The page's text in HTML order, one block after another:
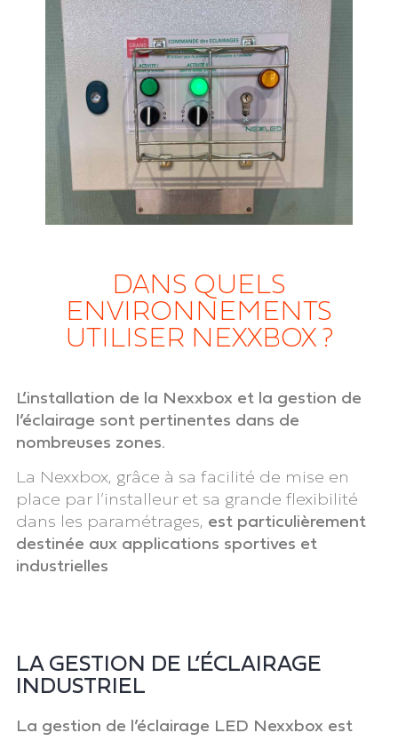
DANS QUELS
ENVIRONNEMENTS
UTILISER NEXXBOX ?
L’installation de la Nexxbox et la gestion de
l’éclairage sont pertinentes dans de
nombreuses zones.
La Nexxbox, grâce à sa facilité de mise en
place par l’installeur et sa grande flexibilité
dans les paramétrages, est particulièrement
destinée aux applications sportives et
industrielles
LA GESTION DE L’ÉCLAIRAGE
INDUSTRIEL
La gestion de l’éclairage LED Nexxbox est